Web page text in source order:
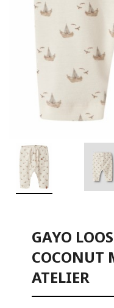
GAYO
COCONUT
ATELIER